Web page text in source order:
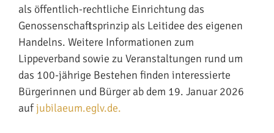
als öffentlich-rechtliche Einrichtung das
Genossenschaftsprinzip als Leitidee des eigenen
Handelns. Weitere Informationen zum
Lippeverband sowie zu Veranstaltungen rund um
das 100-jährige Bestehen finden interessierte
Bürgerinnen und Bürger ab dem 19. Januar 2026
aufjubilaeum.eglv.de.